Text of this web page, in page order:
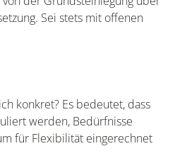
Sei stets mit offenen
konkret? Es bedeutet, dass
werden, Bedürfnisse
für Flexibilität eingerechnet